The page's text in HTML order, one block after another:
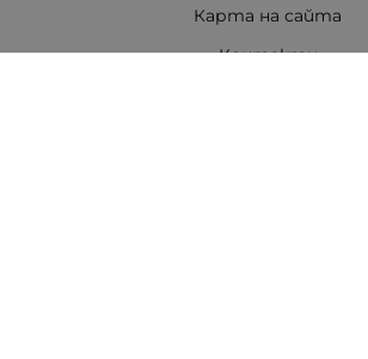
Карта на сайта
Контакти